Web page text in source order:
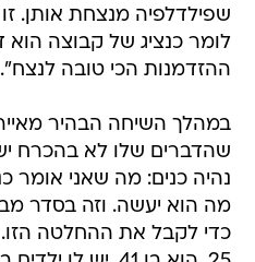
שפילדלפיה מנצחת אותן.
לומר כנציג של קבוצה הוא
ההזדמנות הכי טובה לנצח".
במהלך השיחה הבהיר
שהדברים שלו לא בהכרח
נהיה כנים: מה שאני
מה הוא יעשה. וזה בסדר